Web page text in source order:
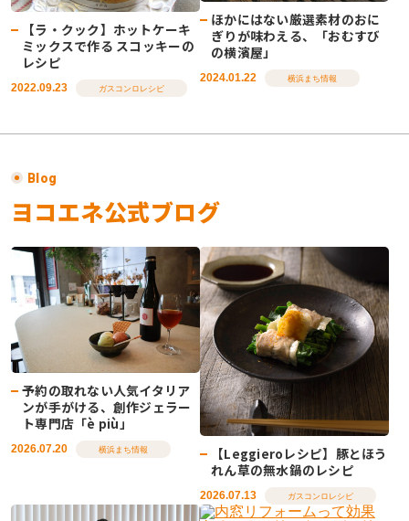
【ラ・クック】ホットケーキ
ミックスで作る スコッキーの
レシピ
2022.09.23 ガスコンロレシピ
ほかにはない厳選素材のおに
ぎりが味わえる、「おむすび
の横濱屋」
2024.01.22 横浜まち情報
Blog
ヨコエネ公式ブログ
予約の取れない人気イタリア
ンが手がける、創作ジェラー
ト専門店「è più」
2026.07.20 横浜まち情報
【Leggieroレシピ】豚とほう
れん草の無水鍋のレシピ
2026.07.13 ガスコンロレシピ